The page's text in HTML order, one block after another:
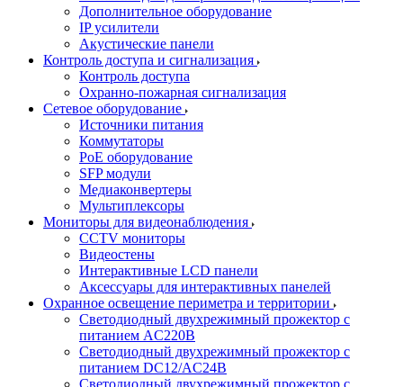
Дополнительное оборудование
IP усилители
Акустические панели
Контроль доступа и сигнализация
Контроль доступа
Охранно-пожарная сигнализация
Сетевое оборудование
Источники питания
Коммутаторы
PoE оборудование
SFP модули
Медиаконвертеры
Мультиплексоры
Мониторы для видеонаблюдения
CCTV мониторы
Видеостены
Интерактивные LCD панели
Аксессуары для интерактивных панелей
Охранное освещение периметра и территории
Светодиодный двухрежимный прожектор с
питанием AC220В
Светодиодный двухрежимный прожектор с
питанием DC12/AC24В
Светодиодный двухрежимный прожектор с